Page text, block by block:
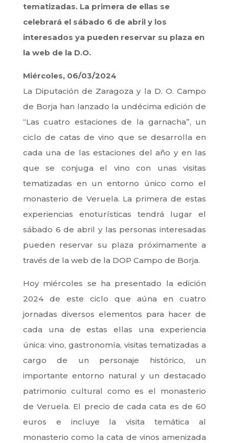
tematizadas. La primera de ellas se
celebrará el sábado 6 de abril y los
interesados ya pueden reservar su plaza en
la web de la D.O.
Miércoles, 06/03/2024
La Diputación de Zaragoza y la D. O. Campo
de Borja han lanzado la undécima edición de
“Las cuatro estaciones de la garnacha”, un
ciclo de catas de vino que se desarrolla en
cada una de las estaciones del año y en las
que se conjuga el vino con unas visitas
tematizadas en un entorno único como el
monasterio de Veruela. La primera de estas
experiencias enoturísticas tendrá lugar el
sábado 6 de abril y las personas interesadas
pueden reservar su plaza próximamente a
través de la web de la DOP Campo de Borja.
Hoy miércoles se ha presentado la edición
2024 de este ciclo que aúna en cuatro
jornadas diversos elementos para hacer de
cada una de estas ellas una experiencia
única: vino, gastronomía, visitas tematizadas a
cargo de un personaje histórico, un
importante entorno natural y un destacado
patrimonio cultural como es el monasterio
de Veruela. El precio de cada cata es de 60
euros e incluye la visita temática al
monasterio como la cata de vinos amenizada